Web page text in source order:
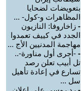
بتعويضات لضحايا
المظاهرات و-كول- ...
- زاخاروفا: النازيون
الجدد في كييف تعمدوا
مهاجمة المدنيين الأج ...
- -أجرى أول مناورة-..
تل أبيب تعلن رصد
تسارع في إعادة تأهيل
سل ...